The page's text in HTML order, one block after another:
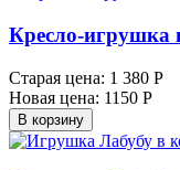
Кресло-
Старая цена: 1 380 Р
Новая цена: 1150 Р
В корзину